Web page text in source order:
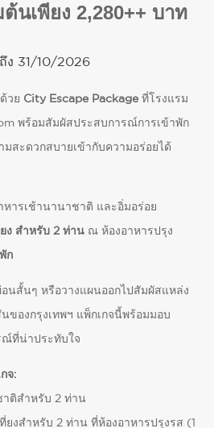
ต้นเพียง 2,280++ บาท
ง 31/10/2026
วย City Escape Package ที่โรงแรม
พร้อมสัมผัสประสบการณ์การเข้าพัก
มสะดวกสบายเข้ากับความอร่อยได้
หารเช้านานาชาติ และอิ่มอร่อย
ง สำหรับ 2 ท่าน ณ ห้องอาหารปรุง
ก
นสั้นๆ หรือวางแผนออกไปสัมผัสแหล่ง
ของกรุงเทพฯ แพ็กเกจนี้พร้อมมอบ
ที่น่าประทับใจ
จ:
าติสำหรับ 2 ท่าน
ยงสำหรับ 2 ท่าน ที่ห้องอาหารปรุงรส (1